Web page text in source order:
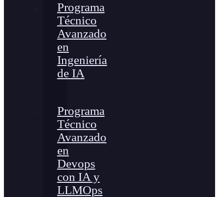
Programa
Técnico
Avanzado
en
Ingeniería
de IA
Programa
Técnico
Avanzado
en
Devops
con IA y
LLMOps